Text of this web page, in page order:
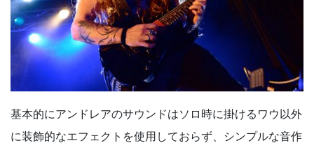
基本的にアンドレアのサウンドはソロ時に掛けるワウ以外
に装飾的なエフェクトを使用しておらず、シンプルな音作